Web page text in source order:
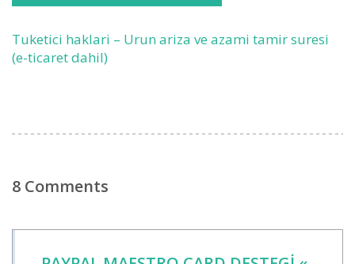
Tuketici haklari – Urun ariza ve azami tamir suresi
(e-ticaret dahil)
8 Comments